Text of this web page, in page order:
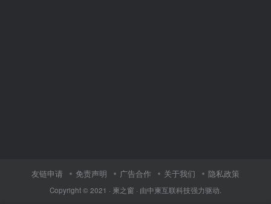
友链申请 免责声明 广告合作 关于我们 隐私政策
Copyright © 2021 · 柬之窗 · 由中柬互联科技强力驱动.